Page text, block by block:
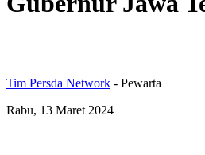
Tim Persda Network - Pewarta
Rabu, 13 Maret 2024